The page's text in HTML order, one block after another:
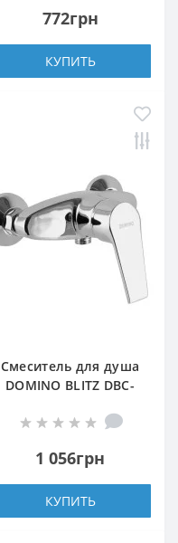
772грн
КУПИТЬ
Смеситель для душа
DOMINO BLITZ DBC-
1 056грн
КУПИТЬ